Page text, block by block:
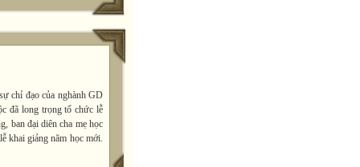
chỉ đạo của nghành GD
đã long trọng tổ chức lễ
ban đại diên cha mẹ học
khai giảng năm học mới.